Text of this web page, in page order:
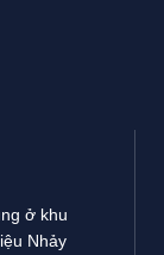
ở khu
Nhảy